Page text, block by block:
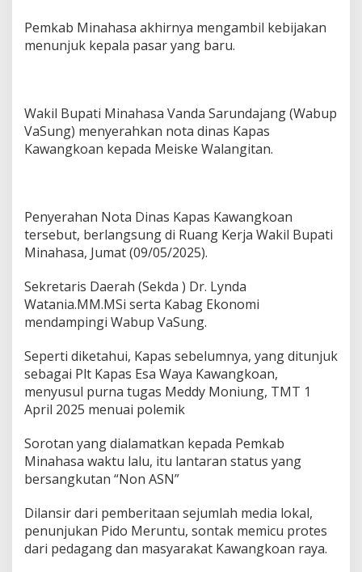
t
e
n
a
h
a
Pemkab Minahasa akhirnya mengambil kebijakan
menunjuk kepala pasar yang baru.
Wakil Bupati Minahasa Vanda Sarundajang (Wabup
VaSung) menyerahkan nota dinas Kapas
Kawangkoan kepada Meiske Walangitan.
Penyerahan Nota Dinas Kapas Kawangkoan
tersebut, berlangsung di Ruang Kerja Wakil Bupati
Minahasa, Jumat (09/05/2025).
Sekretaris Daerah (Sekda ) Dr. Lynda
Watania.MM.MSi serta Kabag Ekonomi
mendampingi Wabup VaSung.
Seperti diketahui, Kapas sebelumnya, yang ditunjuk
sebagai Plt Kapas Esa Waya Kawangkoan,
menyusul purna tugas Meddy Moniung, TMT 1
April 2025 menuai polemik
Sorotan yang dialamatkan kepada Pemkab
Minahasa waktu lalu, itu lantaran status yang
bersangkutan “Non ASN”
Dilansir dari pemberitaan sejumlah media lokal,
penunjukan Pido Meruntu, sontak memicu protes
dari pedagang dan masyarakat Kawangkoan raya.